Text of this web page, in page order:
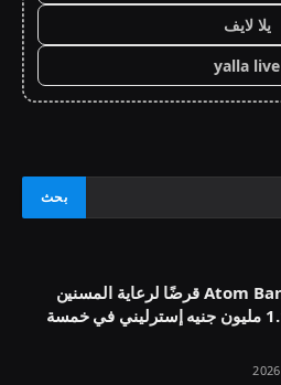
يلا لايف
yalla live
يقدم Atom Bank قرضًا لرعاية المسنين
بقيمة 1.1 مليون جنيه إسترليني في خمسة